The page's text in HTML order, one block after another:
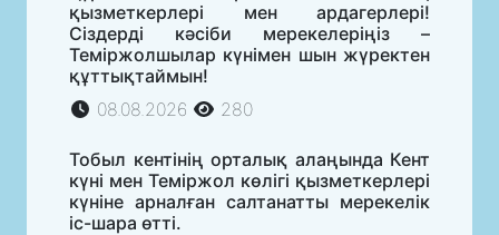
қызметкерлері мен ардагерлері!
Сіздерді кәсіби мерекелеріңіз –
Теміржолшылар күнімен шын жүректен
құттықтаймын!
08.08.2026
280
Тобыл кентінің орталық алаңында Кент
күні мен Теміржол көлігі қызметкерлері
күніне арналған салтанатты мерекелік
іс-шара өтті.